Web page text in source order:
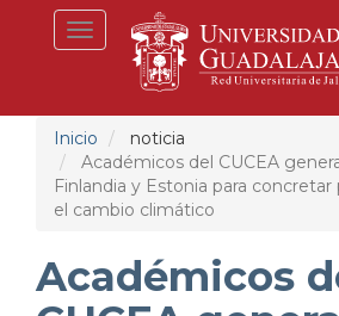
Toggle
navigation
Inicio
noticia
Académicos del CUCEA
Finlandia y Estonia para
el cambio climático
Académicos